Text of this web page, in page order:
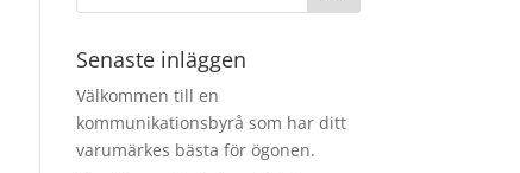
Senaste inläggen
Välkommen till en
kommunikationsbyrå som har ditt
varumärkes bästa för ögonen.